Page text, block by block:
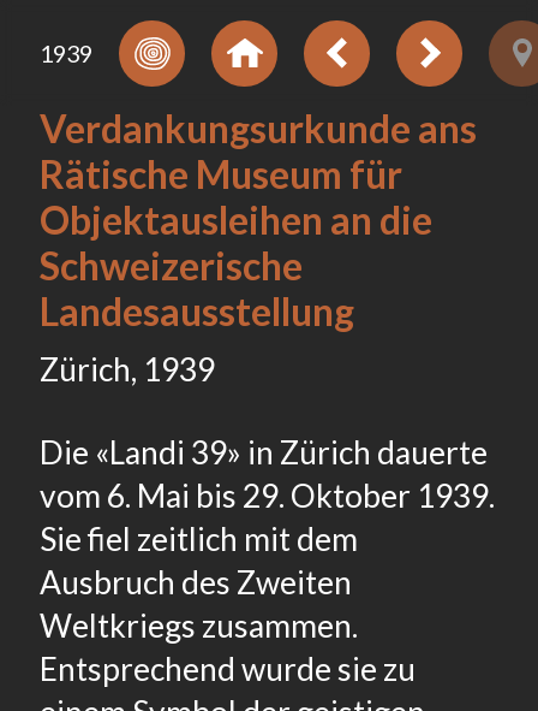
1939
Verdankungsurkunde ans
Rätische Museum für
Objektausleihen an die
Schweizerische
Landesausstellung
Zürich, 1939
Die «Landi 39» in Zürich dauerte
vom 6. Mai bis 29. Oktober 1939.
Sie fiel zeitlich mit dem
Ausbruch des Zweiten
Weltkriegs zusammen.
Entsprechend wurde sie zu